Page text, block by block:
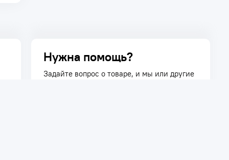
Нужна помощь?
Задайте вопрос о товаре, и мы или другие